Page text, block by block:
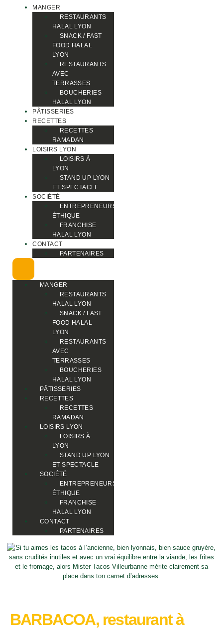
MANGER
RESTAURANTS
HALAL LYON
SNACK / FAST
FOOD HALAL
LYON
RESTAURANTS
AVEC
TERRASSES
BOUCHERIES
HALAL LYON
PÂTISSERIES
RECETTES
RECETTES
RAMADAN
LOISIRS LYON
LOISIRS À
LYON
STAND UP LYON
ET SPECTACLE
SOCIÉTÉ
ENTREPRENEURS
ÉTHIQUE
FRANCHISE
HALAL LYON
CONTACT
PARTENAIRES
MANGER
RESTAURANTS
HALAL LYON
SNACK / FAST
FOOD HALAL
LYON
RESTAURANTS
AVEC
TERRASSES
BOUCHERIES
HALAL LYON
PÂTISSERIES
RECETTES
RECETTES
RAMADAN
LOISIRS LYON
LOISIRS À
LYON
STAND UP LYON
ET SPECTACLE
SOCIÉTÉ
ENTREPRENEURS
ÉTHIQUE
FRANCHISE
HALAL LYON
CONTACT
PARTENAIRES
BARBACOA, restaurant à